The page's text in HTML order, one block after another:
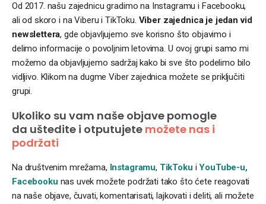
Od 2017. našu zajednicu gradimo na Instagramu i Facebooku,
ali od skoro i na Viberu i TikToku. Viber zajednica je jedan vid
newslettera, gde objavljujemo sve korisno što objavimo i
delimo informacije o povoljnim letovima. U ovoj grupi samo mi
možemo da objavljujemo sadržaj kako bi sve što podelimo bilo
vidljivo. Klikom na dugme Viber zajednica možete se priključiti
grupi.
Ukoliko su vam naše objave pomogle
da uštedite i otputujete možete nas i
podržati
Na društvenim mrežama, Instagramu, TikToku iYouTube-u,
Facebooku nas uvek možete podržati tako što ćete reagovati
na naše objave, čuvati, komentarisati, lajkovati i deliti, ali možete